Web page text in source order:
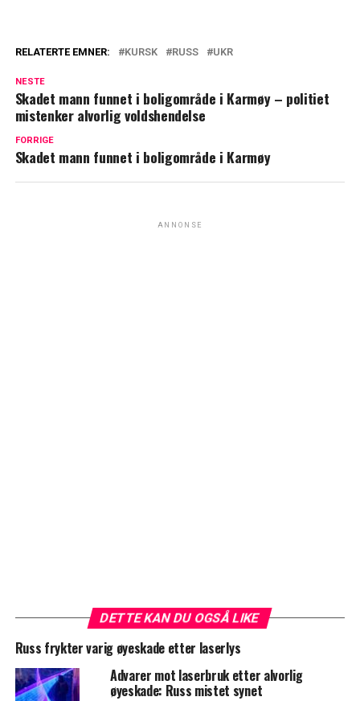
RELATERTE EMNER: KURSK RUSS UKR
NESTE
Skadet mann funnet i boligområde i Karmøy – politiet
mistenker alvorlig voldshendelse
FORRIGE
Skadet mann funnet i boligområde i Karmøy
ANNONSE
DETTE KAN DU OGSÅ LIKE
Russ frykter varig øyeskade etter laserlys
Advarer mot laserbruk etter alvorlig
øyeskade: Russ mistet synet